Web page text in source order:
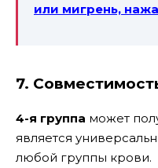
или мигрень,
7.
4-я группа может
является
любой группы крови.